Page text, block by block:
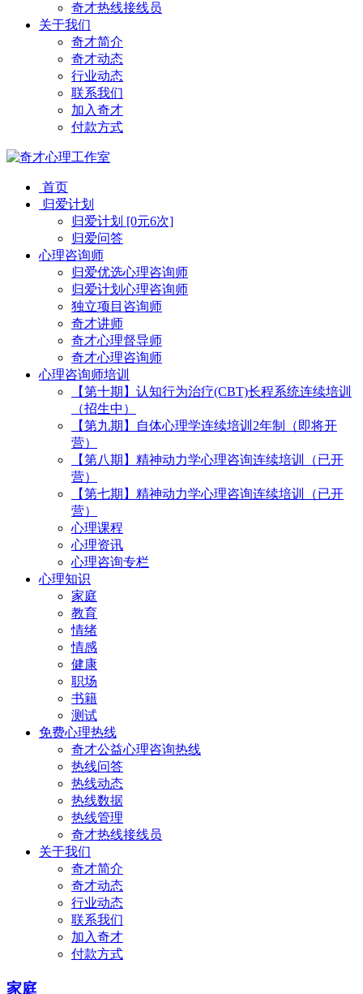
奇才热线接线员
关于我们
奇才简介
奇才动态
行业动态
联系我们
加入奇才
付款方式
首页
归爱计划
归爱计划 [0元6次]
归爱问答
心理咨询师
归爱优选心理咨询师
归爱计划心理咨询师
独立项目咨询师
奇才讲师
奇才心理督导师
奇才心理咨询师
心理咨询师培训
【第十期】认知行为治疗(CBT)长程系统连续培训
（招生中）
【第九期】自体心理学连续培训2年制（即将开
营）
【第八期】精神动力学心理咨询连续培训（已开
营）
【第七期】精神动力学心理咨询连续培训（已开
营）
心理课程
心理资讯
心理咨询专栏
心理知识
家庭
教育
情绪
情感
健康
职场
书籍
测试
免费心理热线
奇才公益心理咨询热线
热线问答
热线动态
热线数据
热线管理
奇才热线接线员
关于我们
奇才简介
奇才动态
行业动态
联系我们
加入奇才
付款方式
家庭